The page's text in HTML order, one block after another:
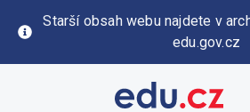
Starší obsah webu najdete v
edu.gov.cz